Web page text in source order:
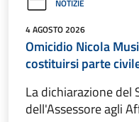
NOTIZIE
4 AGOSTO 2026
Omicidio Nicola
costituirsi parte
La dichiarazione del
dell'Assessore agli